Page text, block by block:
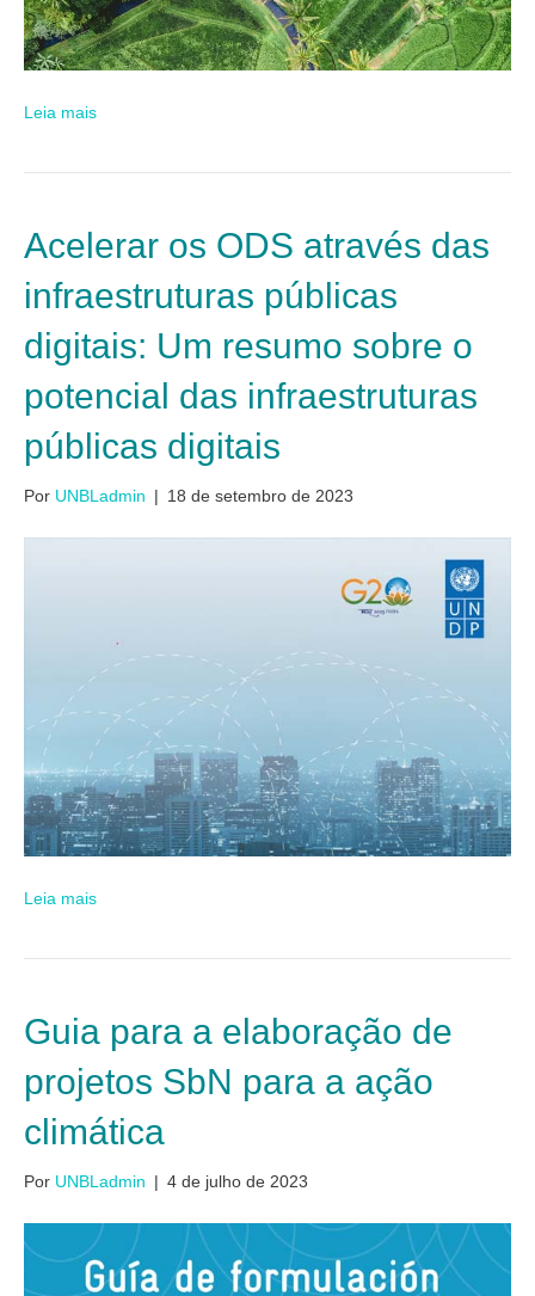
Leia mais
Acelerar os ODS através das
infraestruturas públicas
digitais: Um resumo sobre o
potencial das infraestruturas
públicas digitais
Por UNBLadmin | 18 de setembro de 2023
Leia mais
Guia para a elaboração de
projetos SbN para a ação
climática
Por UNBLadmin | 4 de julho de 2023